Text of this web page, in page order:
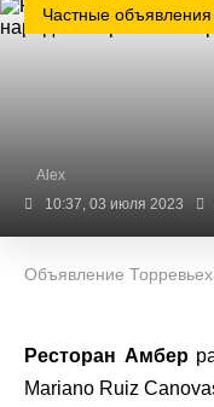
Частные объявления
Alex
10:37, 03 июля 2023
Объявление
Ресторан Амбер
Mariano Ruiz